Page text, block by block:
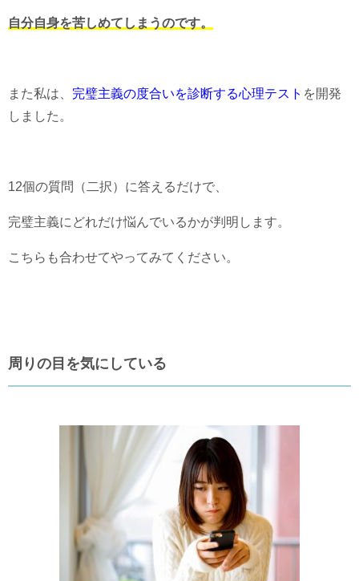
自分自身を苦しめてしまうのです。
また私は、 完璧主義の度合いを診断する心理テスト を開発
しました。
12個の質問（二択）に答えるだけで、
完璧主義にどれだけ悩んでいるかが判明します。
こちらも合わせてやってみてください。
周りの目を気にしている